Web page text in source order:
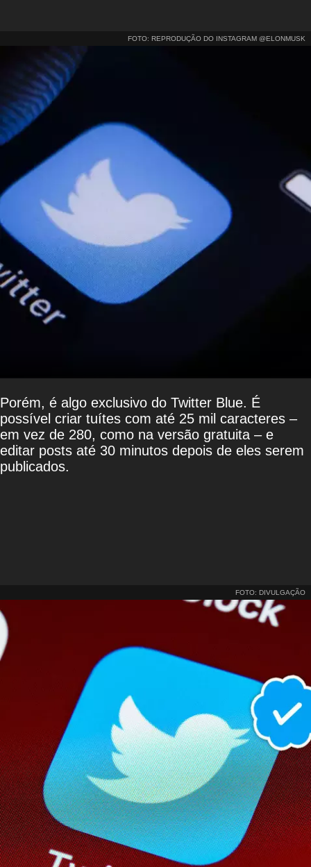
FOTO: REPRODUÇÃO DO INSTAGRAM @ELONMUSK
Porém, é algo exclusivo do Twitter Blue. É
possível criar tuítes com até 25 mil caracteres –
em vez de 280, como na versão gratuita – e
editar posts até 30 minutos depois de eles serem
publicados.
FOTO: DIVULGAÇÃO